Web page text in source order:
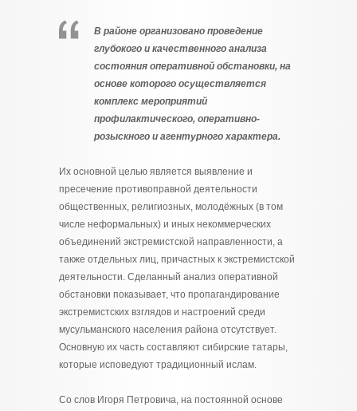
В районе организовано проведение
глубокого и качественного анализа
состояния оперативной обстановки, на
основе которого осуществляется
комплекс мероприятий
профилактического, оперативно-
розыскного и агентурного характера.
Их основной целью является выявление и
пресечение противоправной деятельности
общественных, религиозных, молодёжных (в том
числе неформальных) и иных некоммерческих
объединений экстремистской направленности, а
также отдельных лиц, причастных к экстремистской
деятельности. Сделанный анализ оперативной
обстановки показывает, что пропагандирование
экстремистских взглядов и настроений среди
мусульманского населения района отсутствует.
Основную их часть составляют сибирские татары,
которые исповедуют традиционный ислам.
Со слов Игоря Петровича, на постоянной основе